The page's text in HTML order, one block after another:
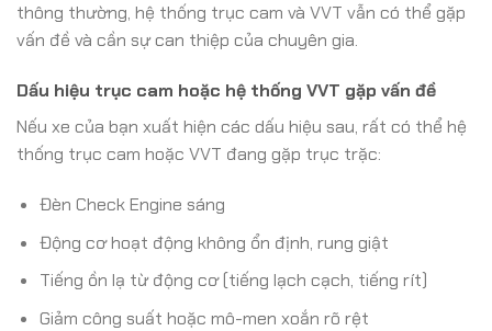
thông thường, hệ thống trục cam và VVT vẫn có thể gặp
vấn đề và cần sự can thiệp của chuyên gia.
Dấu hiệu trục cam hoặc hệ thống VVT gặp vấn đề
Nếu xe của bạn xuất hiện các dấu hiệu sau, rất có thể hệ
thống trục cam hoặc VVT đang gặp trục trặc:
Đèn Check Engine sáng
Động cơ hoạt động không ổn định, rung giật
Tiếng ồn lạ từ động cơ (tiếng lạch cạch, tiếng rít)
Giảm công suất hoặc mô-men xoắn rõ rệt